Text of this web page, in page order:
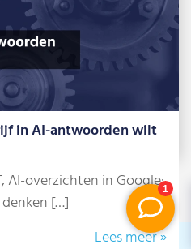
in AI-antwoorden wilt
AI-overzichten in Google:
[…]
Lees meer »